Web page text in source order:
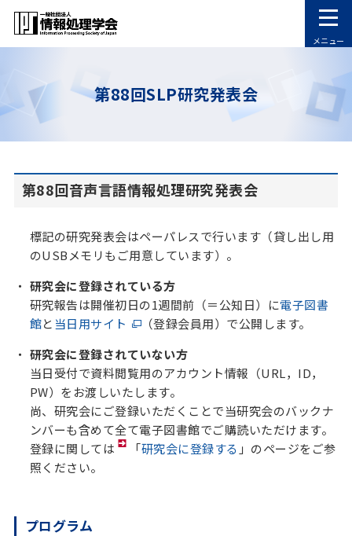
メニュー
第88回SLP研究発表会
第88回音声言語情報処理研究発表会
標記の研究発表会はペーパレスで行います（貸し出し用
のUSBメモリもご用意しています）。
研究会に登録されている方
研究報告は開催初日の1週間前（＝公知日）に電子図書
館と 当日用サイト
（登録会員用）で公開します。
研究会に登録されていない方
当日受付で資料閲覧用のアカウント情報（URL，ID，
PW）をお渡しいたします。
尚、研究会にご登録いただくことで当研究会のバックナ
ンバーも含めて全て電子図書館でご購読いただけます。
登録に関しては
「研究会に登録する 」のページをご参
照ください。
プログラム